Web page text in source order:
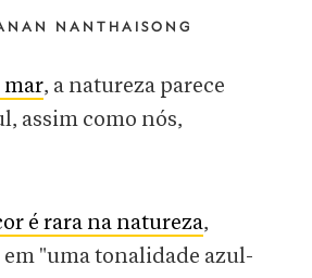
NANTHAISONG
mar, a natureza parece
assim como nós,
é rara na natureza,
"uma tonalidade azul-